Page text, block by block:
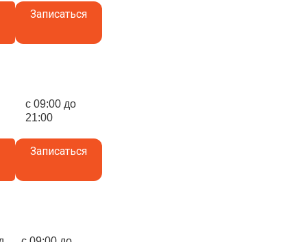
Записаться
с 09:00 до
21:00
Записаться